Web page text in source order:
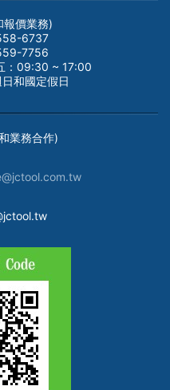
報價業務)
6737
7756
：09:30 ~ 17:00
和國定假日
業務合作)